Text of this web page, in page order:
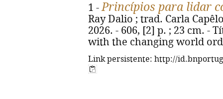
1 -Princípios para lidar
Ray Dalio ; trad. Carla
2026. - 606, [2] p. ; 23 cm. -
with the changing world
Link persistente: http://